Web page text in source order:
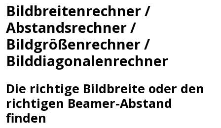
Bildbreitenrechner /
Abstandsrechner /
Bildgrößenrechner /
Bilddiagonalenrechner
Die richtige Bildbreite oder den
richtigen Beamer-Abstand
finden